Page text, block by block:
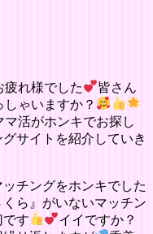
疲れ様でした
皆さん
ゃいますか？
活がホンキでお探し
サイトを紹介していき
チングをホンキでした
ら』がいないマッチン
です
イイですか？